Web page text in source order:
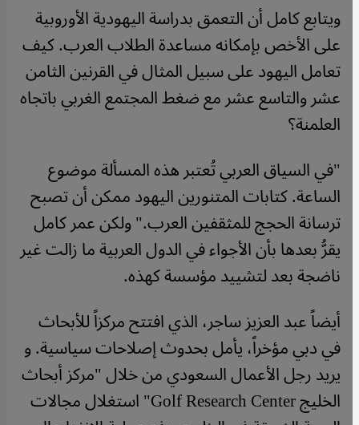
ويتابع كامل أن التعمق بدراسة اليهودية الأوروبية
على الأخص بإمكانه مساعدة الطلاب العرب. كيف
تعامل اليهود على سبيل المثال في القرنين الثامن
عشر والتاسع عشر مع ضغط المجتمع الغربي باتجاه
العلمنة؟
"في السياق العربي تُعتبر هذه المسألة موضوع
الساعة. كتابات المتنورين اليهود ممكن أن تصبح
ترسانة الحجج للمثقفين العرب." ولكن عمر كامل
يقرُّ بعدها بأن الأجواء في الدول العربية ما زالت غير
ناضجة بعد لتشييد مؤسسة كهذه.
أيضاً عبد العزيز ساجر، الذي افتتح مركزاً للأبحاث
في دبي مؤخراً، يأمل بحدوث إصلاحات سياسية. و
يريد رجل الأعمال السعودي من خلال "مركز أبحاث
الخليج Golf Research Center" استغلال مجالات